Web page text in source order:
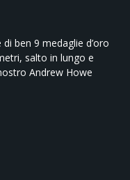
ben 9 medaglie d’oro
salto in lungo e
Andrew Howe